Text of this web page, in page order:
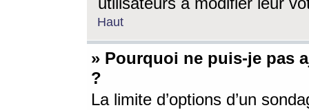
Haut
» Pourquoi ne puis-je pas
?
La limite d’options d’un